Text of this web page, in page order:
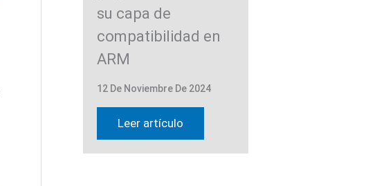
su capa de
compatibilidad en
ARM
12 De Noviembre De 2024
Leer artículo